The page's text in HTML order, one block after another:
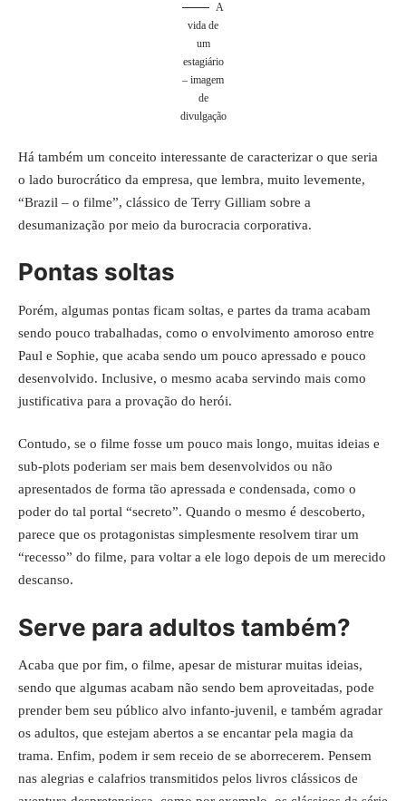
A
vida de
um
estagiário
– imagem
de
divulgação
Há também um conceito interessante de caracterizar o que seria
o lado burocrático da empresa, que lembra, muito levemente,
“Brazil – o filme”, clássico de Terry Gilliam sobre a
desumanização por meio da burocracia corporativa.
Pontas soltas
Porém, algumas pontas ficam soltas, e partes da trama acabam
sendo pouco trabalhadas, como o envolvimento amoroso entre
Paul e Sophie, que acaba sendo um pouco apressado e pouco
desenvolvido. Inclusive, o mesmo acaba servindo mais como
justificativa para a provação do herói.
Contudo, se o filme fosse um pouco mais longo, muitas ideias e
sub-plots poderiam ser mais bem desenvolvidos ou não
apresentados de forma tão apressada e condensada, como o
poder do tal portal “secreto”. Quando o mesmo é descoberto,
parece que os protagonistas simplesmente resolvem tirar um
“recesso” do filme, para voltar a ele logo depois de um merecido
descanso.
Serve para adultos também?
Acaba que por fim, o filme, apesar de misturar muitas ideias,
sendo que algumas acabam não sendo bem aproveitadas, pode
prender bem seu público alvo infanto-juvenil, e também agradar
os adultos, que estejam abertos a se encantar pela magia da
trama. Enfim, podem ir sem receio de se aborrecerem. Pensem
nas alegrias e calafrios transmitidos pelos livros clássicos de